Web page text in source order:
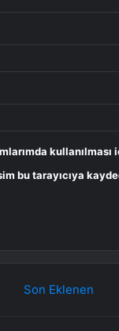
kullanılması
bu tarayıcıya
Son Eklenen